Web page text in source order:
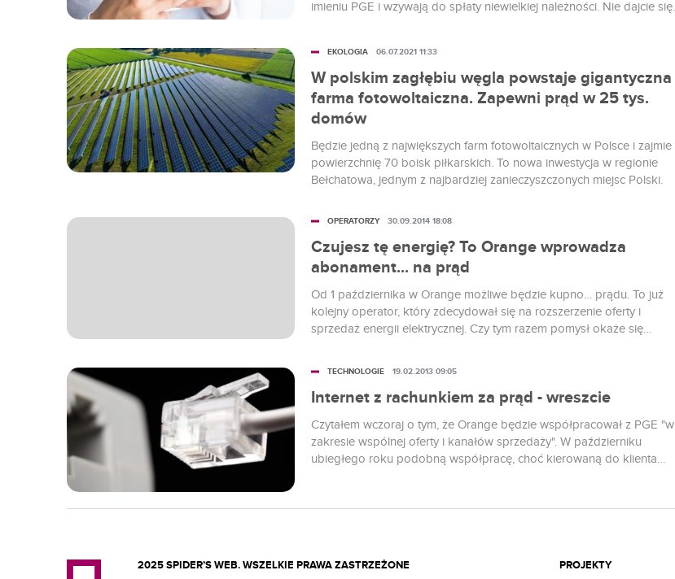
imieniu PGE i wzywają do spłaty niewielkiej należności. Nie dajcie się
W polskim zagłębiu węgla powstaje gigantyczna
farma fotowoltaiczna. Zapewni prąd w 25 tys.
domów
Będzie jedną z największych farm fotowoltaicznych w Polsce i zajmie
powierzchnię 70 boisk piłkarskich. To nowa inwestycja w regionie
Bełchatowa, jednym z najbardziej zanieczyszczonych miejsc Polski.
EKOLOGIA 06.07.2021 11:33
Czujesz tę energię? To Orange wprowadza
abonament... na prąd
Od 1 października w Orange możliwe będzie kupno… prądu. To już
kolejny operator, który zdecydował się na rozszerzenie oferty i
sprzedaż energii elektrycznej. Czy tym razem pomysł okaże się
OPERATORZY 30.09.2014 18:08
Internet z rachunkiem za prąd - wreszcie
Czytałem wczoraj o tym, że Orange będzie współpracował z PGE "w
zakresie wspólnej oferty i kanałów sprzedaży". W październiku
ubiegłego roku podobną współpracę, choć kierowaną do klienta
końcu stał się naprawdę powszechny - tak jak na medium
TECHNOLOGIE 19.02.2013 09:05
2025 SPIDER’S WEB. WSZELKIE PRAWA ZASTRZEŻONE PROJEKTY